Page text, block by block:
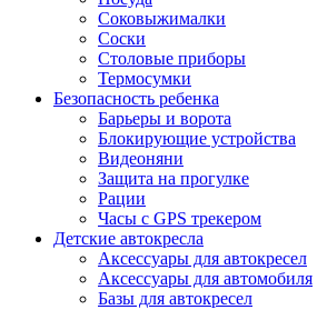
Соковыжималки
Соски
Столовые приборы
Термосумки
Безопасность ребенка
Барьеры и ворота
Блокирующие устройства
Видеоняни
Защита на прогулке
Рации
Часы с GPS трекером
Детские автокресла
Аксессуары для автокресел
Аксессуары для автомобиля
Базы для автокресел